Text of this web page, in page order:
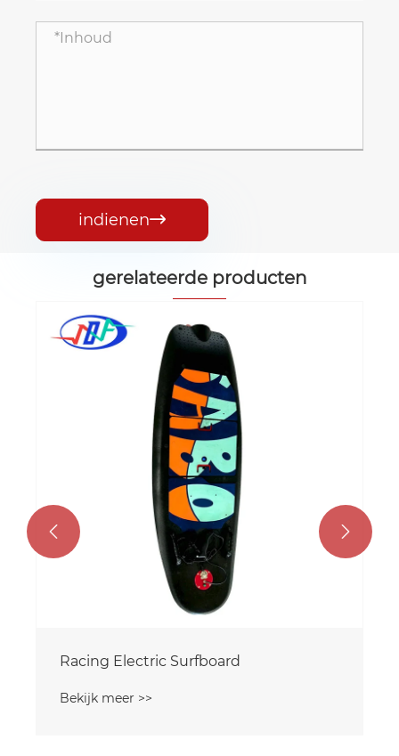
indienen
gerelateerde producten
High-speed surfplank
 